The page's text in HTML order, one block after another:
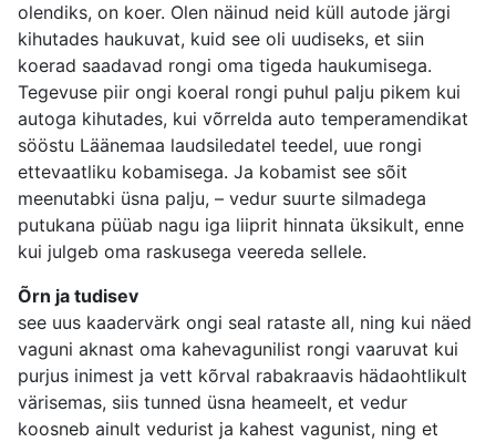
olendiks, on koer. Olen näinud neid küll autode järgi
kihutades haukuvat, kuid see oli uudiseks, et siin
koerad saadavad rongi oma tigeda haukumisega.
Tegevuse piir ongi koeral rongi puhul palju pikem kui
autoga kihutades, kui võrrelda auto temperamendikat
sööstu Läänemaa laudsiledatel teedel, uue rongi
ettevaatliku kobamisega. Ja kobamist see sõit
meenutabki üsna palju, – vedur suurte silmadega
putukana püüab nagu iga liiprit hinnata üksikult, enne
kui julgeb oma raskusega veereda sellele.
Õrn ja tudisev
see uus kaadervärk ongi seal rataste all, ning kui näed
vaguni aknast oma kahevagunilist rongi vaaruvat kui
purjus inimest ja vett kõrval rabakraavis hädaohtlikult
värisemas, siis tunned üsna heameelt, et vedur
koosneb ainult vedurist ja kahest vagunist, ning et